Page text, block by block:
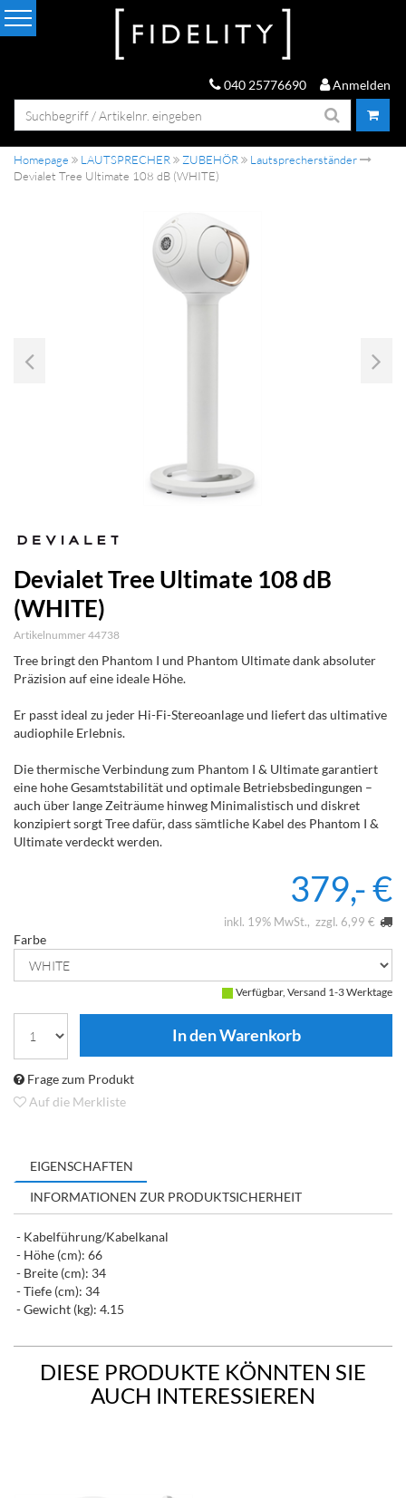
040 25776690 Anmelden
Homepage LAUTSPRECHER ZUBEHÖR
Lautsprecherständer
Devialet Tree Ultimate 108 dB (WHITE)
Devialet Tree Ultimate 108 dB
(WHITE)
Artikelnummer 44738
Tree bringt den Phantom I und Phantom Ultimate dank absoluter
Präzision auf eine ideale Höhe.
Er passt ideal zu jeder Hi-Fi-Stereoanlage und liefert das ultimative
audiophile Erlebnis.
Die thermische Verbindung zum Phantom I & Ultimate garantiert
eine hohe Gesamtstabilität und optimale Betriebsbedingungen –
auch über langeZeiträume hinweg Minimalistisch und diskret
konzipiertsorgtTreedafür,dasssämtliche Kabel des Phantom I &
Ultimateverdecktwerden.
379,- €
inkl. 19% MwSt. zzgl. 6,99 €
Farbe
Verfügbar, Versand 1-3 Werktage
Frage zum Produkt
Auf die Merkliste
EIGENSCHAFTEN
INFORMATIONEN ZUR PRODUKTSICHERHEIT
- Kabelführung/Kabelkanal
- Höhe (cm): 66
- Breite (cm): 34
- Tiefe (cm): 34
- Gewicht (kg): 4.15
DIESE PRODUKTE KÖNNTEN SIE
AUCH INTERESSIEREN